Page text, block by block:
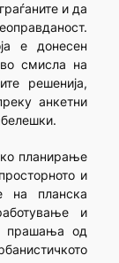
и да
е донесен
смисла на
решенија,
анкетни
планирање
и
на планска
и
прашања од